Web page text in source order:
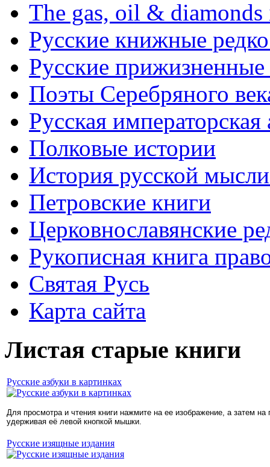
The gas, oil & diamonds
Русские книжные
Русские прижизненные
Поэты Серебряного
Русская
Полковые истории
История русской
Петровские книги
Церковнославянские
Рукописная книга
Святая Русь
Карта сайта
Листая старые книги
Русские азбуки в картинках
Для просмотра и чтения книги нажмите на ее изображение, а затем
удерживая её левой кнопкой мышки.
Русские изящные издания